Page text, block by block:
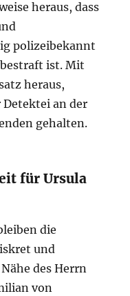
heraus, dass
polizeibekannt
ist. Mit
heraus,
Detektei an der
gehalten.
für Ursula
die
und
des Herrn
von